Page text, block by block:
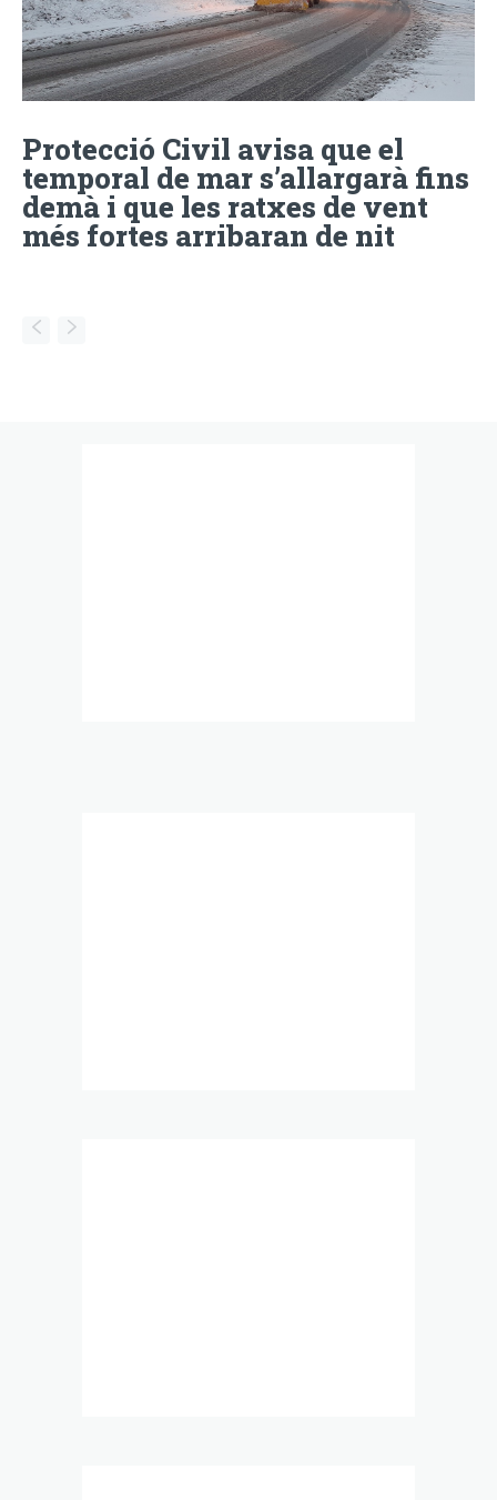
Protecció Civil avisa que el
temporal de mar s’allargarà fins
demà i que les ratxes de vent
més fortes arribaran de nit